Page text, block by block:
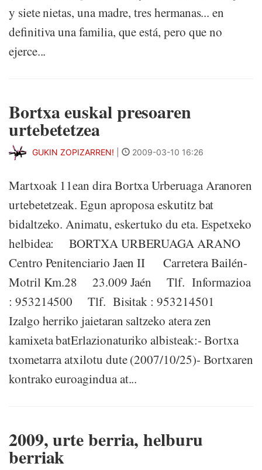
y siete nietas, una madre, tres hermanas... en
definitiva una familia, que está, pero que no
ejerce...
Bortxa euskal presoaren
urtebetetzea
GUKIN ZOPIZARREN! 2009-03-10 16:26
Martxoak 11ean dira Bortxa Urberuaga Aranoren
urtebetetzeak. Egun aproposa eskutitz bat
bidaltzeko. Animatu, eskertuko du eta. Espetxeko
helbidea: BORTXA URBERUAGA ARANO
Centro Penitenciario Jaen II Carretera Bailén-
Motril Km.28 23.009 Jaén Tlf. Informazioa
: 953214500 Tlf. Bisitak : 953214501
Izalgo herriko jaietaran saltzeko atera zen
kamixeta batErlazionaturiko albisteak:- Bortxa
txometarra atxilotu dute (2007/10/25)- Bortxaren
kontrako euroagindua at...
2009, urte berria, helburu
berriak